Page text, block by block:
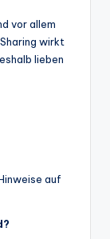
vor allem
wirkt
lieben
auf